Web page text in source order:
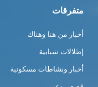
متفرقات
أخبار من هنا وهناك
إطلالات شبابية
أخبار ونشاطات مسكونية